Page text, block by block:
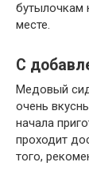
бутылочкам
месте.
С
Медовый
очень
начала
проходит
того,